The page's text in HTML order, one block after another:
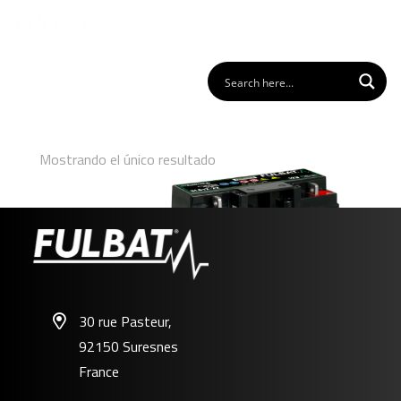
Mostrando el único resultado
30 rue Pasteur,
92150 Suresnes
France